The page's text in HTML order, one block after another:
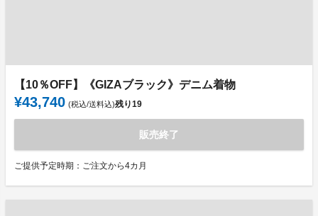
【10％OFF】《GIZAブラック》デニム着物
¥43,740 (税込/送料込)残り19
販売終了
ご提供予定時期：ご注文から4カ月